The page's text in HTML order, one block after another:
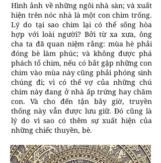
Hình ảnh về những ngôi nhà sàn; và xuất
hiện trên nóc nhà là một con chim trống.
Lý do tại sao chim lại có thể sống hòa
hợp với loài người? Bởi từ xa xưa, ông
cha ta đã quan niệm rằng: mùa hè phải
đóng bè làm phúc; và không được phá
phách tổ chim, nếu có bắt gặp những con
chim vào mùa này cũng phải phóng sinh
chúng đi; vì có thể vợ của những chú
chim này đang ở nhà ấp trứng hay chăm
con. Và cho đến tận bây giờ, truyền
thống này vẫn được lưu giữ. Đó cũng là
lý do vì sao có thêm sự xuất hiện của
những chiếc thuyền, bè.